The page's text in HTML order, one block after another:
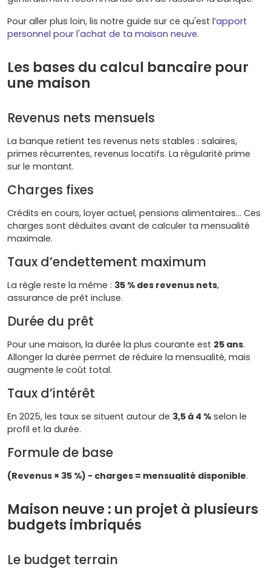
Pour aller plus loin, lis notre guide sur ce qu'est l’apport
personnel pour l'achat de ta maison neuve.
Les bases du calcul bancaire pour
une maison
Revenus nets mensuels
La banque retient tes revenus nets stables : salaires,
primes récurrentes, revenus locatifs. La régularité prime
sur le montant.
Charges fixes
Crédits en cours, loyer actuel, pensions alimentaires… Ces
charges sont déduites avant de calculer ta mensualité
maximale.
Taux d’endettement maximum
La règle reste la même : 35 % des revenus nets,
assurance de prêt incluse.
Durée du prêt
Pour une maison, la durée la plus courante est 25 ans.
Allonger la durée permet de réduire la mensualité, mais
augmente le coût total.
Taux d’intérêt
En 2025, les taux se situent autour de 3,5 à 4 % selon le
profil et la durée.
Formule de base
(Revenus × 35 %) − charges = mensualité disponible.
Maison neuve : un projet à plusieurs
budgets imbriqués
Le budget terrain